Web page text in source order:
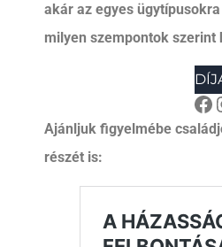
akár az egyes
milyen szempontok
Ajánljuk figyelmébe
részét is: